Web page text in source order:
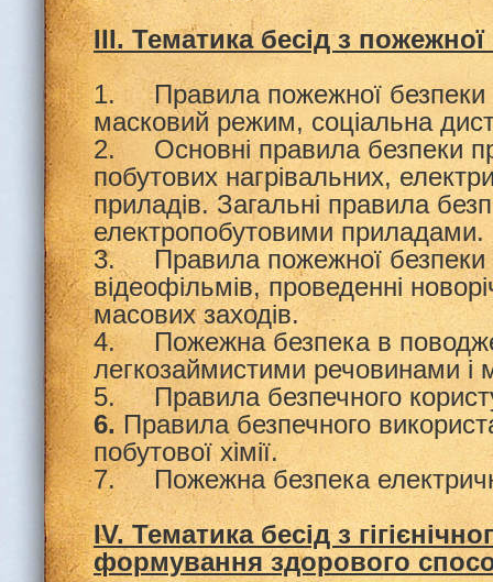
ІІІ. Тематика бесід з
1. Правила пожежної безпеки
масковий режим, соціальна
2. Основні правила безпеки
побутових нагрівальних,
приладів. Загальні правила
електропобутовими приладами.
3. Правила пожежної безпеки
відеофільмів, проведенні
масових заходів.
4. Пожежна безпека в
легкозаймистими речовинами і
5. Правила безпечного
6.Правила безпечного
побутової хімії.
7. Пожежна безпека
ІV. Тематика бесід з
формування здорового